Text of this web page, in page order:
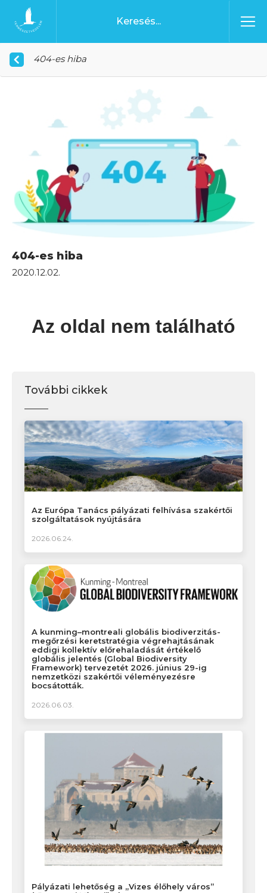
Ugrás a tartalomhoz
Főoldal
404-es hiba
404-es hiba
2020.12.02.
Az oldal nem található
További cikkek
Az Európa Tanács pályázati felhívása szakértői
szolgáltatások nyújtására
2026.06.24.
A kunming–montreali globális biodiverzitás-
megőrzési keretstratégia végrehajtásának
eddigi kollektív előrehaladását értékelő
globális jelentés (Global Biodiversity
Framework) tervezetét 2026. június 29-ig
nemzetközi szakértői véleményezésre
bocsátották.
2026.06.03.
Pályázati lehetőség a „Vizes élőhely város”